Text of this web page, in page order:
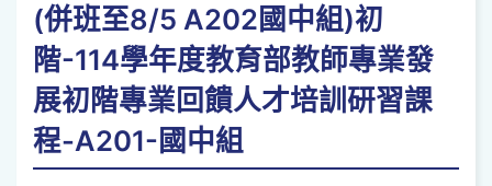
(併班至8/5 A202國中組)初
階-114學年度教育部教師專業發
展初階專業回饋人才培訓研習課
程-A201-國中組